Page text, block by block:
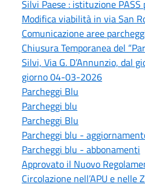
Silvi Paese : istituzione
Modifica viabilità in via San
Comunicazione aree
Chiusura Temporanea del
Silvi, Via G. D’Annunzio, dal
giorno 04-03-2026
Parcheggi Blu
Parcheggi blu
Parcheggi Blu
Parcheggi blu -
Parcheggi blu - abbonamenti
Approvato il Nuovo
Circolazione nell’APU e nelle